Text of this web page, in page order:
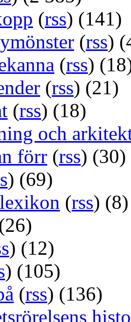
(rss) (141)
(rss)
(rss)
(rss) (21)
(rss) (18)
och
förr (rss) (30)
) (69)
(rss) (8)
) (12)
) (105)
(rss) (136)